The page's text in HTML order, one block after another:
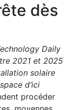
dès
Daily
2021 et 2025
solaire
d’ici
procéder